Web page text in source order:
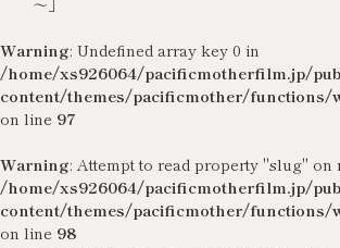
Warning: Undefined array key 0 in
/home/xs926064/pacificmotherfilm.jp/
content/themes/pacificmother/functions/
on line 97
Warning: Attempt to read property "slug" on
/home/xs926064/pacificmotherfilm.jp/
content/themes/pacificmother/functions/
on line 98